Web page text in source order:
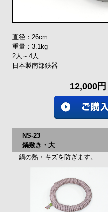
直径：26cm
重量：3.1kg
2人～4人
日本製南部鉄器
12,000円
NS-23
鍋敷き・大
鍋の熱・キズを防ぎます。